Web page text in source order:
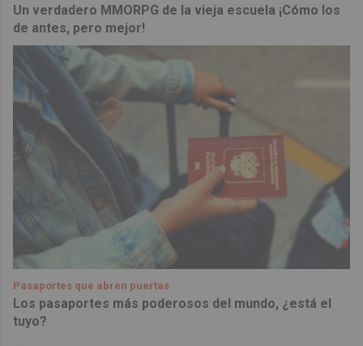
Un verdadero MMORPG de la vieja escuela ¡Cómo los
de antes, pero mejor!
Pasaportes que abren puertas
Los pasaportes más poderosos del mundo, ¿está el
tuyo?